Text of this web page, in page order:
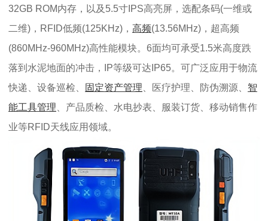
32GB ROM内存，以及5.5寸IPS高亮屏，选配条码(一维或
二维)，RFID低频(125KHz)， 高频(13.56MHz)，超高频
(860MHz-960MHz)高性能模块。6面均可承受1.5米高度跌
落到水泥地面的冲击，IP等级可达IP65。可广泛应用于物流
快递、设备巡检、
固定资产管理 、医疗护理、防伪溯源、 智
能工具管理 、产品质检、水电抄表、服装订货、移动销售作
业等RFID天线应用领域。